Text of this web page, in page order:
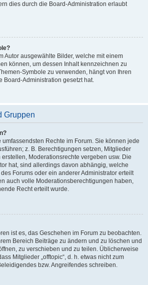
dies durch die Board-Administration erlaubt
Autor ausgewählte Bilder, welche mit einem
können, um dessen Inhalt kennzeichnen zu
Symbole zu verwenden, hängt von Ihren
Board-Administration gesetzt hat.
Gruppen
Rechte im Forum. Sie können jede
z. B. Berechtigungen setzen, Mitglieder
Moderationsrechte vergeben usw. Die
hat, sind allerdings davon abhängig, welche
Forums oder ein anderer Administrator erteilt
auch volle Moderationsberechtigungen haben,
Recht erteilt wurde.
ist es, das Geschehen im Forum zu beobachten.
Bereich Beiträge zu ändern und zu löschen und
zu verschieben und zu teilen. Üblicherweise
Mitglieder „offtopic“, d. h. etwas nicht zum
bzw. Angreifendes schreiben.